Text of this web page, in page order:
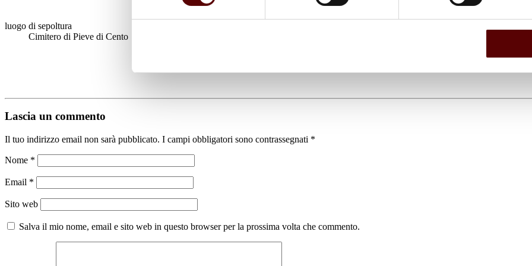
luogo di sepoltura
Cimitero di Pieve di Cento
Lascia un commento
Il tuo indirizzo email non sarà pubblicato. I campi obbligatori sono contrassegnati *
Nome *
Email *
Sito web
Salva il mio nome, email e sito web in questo browser per la prossima volta che commento.